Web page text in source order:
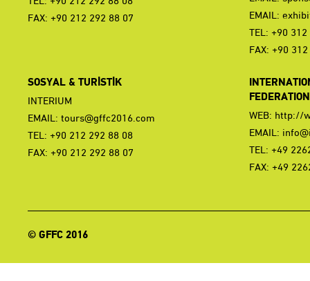
FAX: +90 212 292 88 07
EMAIL:
TEL: +90
FAX: +90
SOSYAL & TURİSTİK
INTERIUM
EMAIL: tours@gffc2016.com
TEL: +90 212 292 88 08
FAX: +90 212 292 88 07
WEB: http://
EMAIL:
TEL: +49
FAX: +49
© GFFC 2016